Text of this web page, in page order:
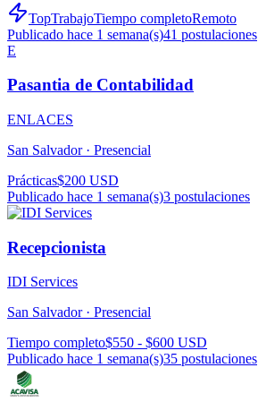
TopTrabajoTiempo completoRemoto
Publicado hace 1 semana(s)41 postulaciones
E
Pasantia de Contabilidad
ENLACES
San Salvador · Presencial
Prácticas$200 USD
Publicado hace 1 semana(s)3 postulaciones
Recepcionista
IDI Services
San Salvador · Presencial
Tiempo completo$550 - $600 USD
Publicado hace 1 semana(s)35 postulaciones